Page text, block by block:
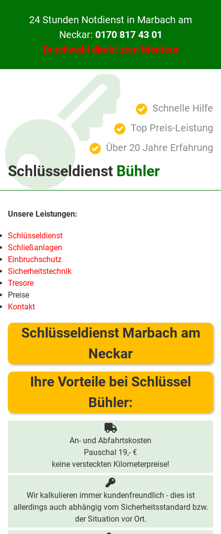
24 Stunden Notdienst in Marbach am
Neckar: 0170 817 43 01
Durchwahl direkt zum Monteur
Schnelle Hilfe
Top Preis-Leistung
Über 20 Jahre Erfahrung
Schlüsseldienst Bühler
Schlüsseldienst
Schließanlagen
Einbruchschutz
Sicherheitstechnik
Tresore
Preise
Kontakt
Schlüsseldienst Marbach am
Neckar
Ihre Vorteile bei Schlüssel
Bühler:
An- und Abfahrtskosten
Pauschal 19,- €
keine versteckten Kilometerpreise!
Wir kalkulieren immer kundenfreundlich - dies ist
allerdings auch abhängig vom Sicherheitsstandard bzw.
der Situation vor Ort.